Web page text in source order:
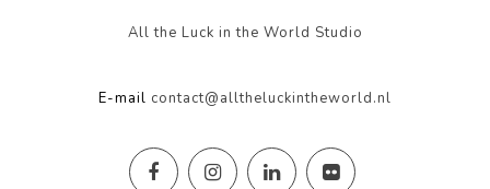
All the Luck in the World Studio
E-mail contact@alltheluckintheworld.nl